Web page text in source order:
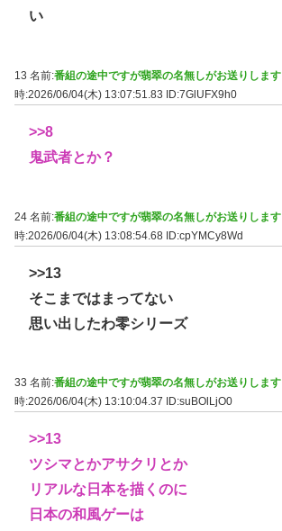
い
13 名前:番組の途中ですが翡翠の名無しがお送りします
時:2026/06/04(木) 13:07:51.83
ID:7GlUFX9h0
>>8
鬼武者とか？
24 名前:番組の途中ですが翡翠の名無しがお送りします
時:2026/06/04(木) 13:08:54.68 ID:cpYMCy8Wd
>>13
そこまではまってない
思い出したわ零シリーズ
33 名前:番組の途中ですが翡翠の名無しがお送りします
時:2026/06/04(木) 13:10:04.37
ID:suBOlLjO0
>>13
ツシマとかアサクリとか
リアルな日本を描くのに
日本の和風ゲーは